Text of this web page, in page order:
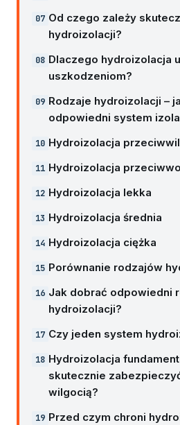
Od czego zależy
hydroizolacji?
Dlaczego hydroizolacja
uszkodzeniom?
Rodzaje hydroizolacji –
odpowiedni system
Hydroizolacja
Hydroizolacja
Hydroizolacja lekka
Hydroizolacja średnia
Hydroizolacja ciężka
Porównanie rodzajów
Jak dobrać odpowiedni
hydroizolacji?
Czy jeden system
Hydroizolacja
skutecznie
wilgocią?
Przed czym chroni